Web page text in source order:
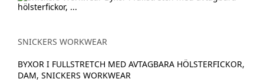
SNICKERS WORKWEAR
BYXOR I FULLSTRETCH MED AVTAGBARA HÖLSTERFICKOR,
DAM, SNICKERS WORKWEAR